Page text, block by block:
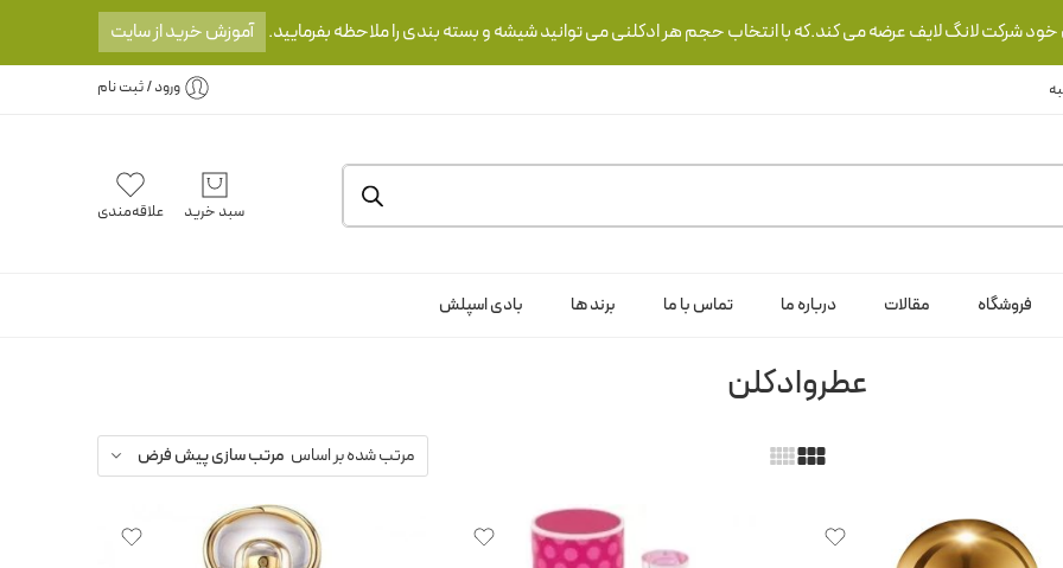
شرکت لانگ لایف عرضه می کند.که با انتخاب حجم هر ادکلنی می توانید شیشه و بسته بندی را ملاحظه بفرمایید. آموزش خرید از سایت
ورود / ثبت نام
سبد خرید علاقه‌مندی
فروشگاه مقالات درباره ما تماس با ما برند ها بادی اسپلش
عطروادکلن
مرتب شده بر اساس مرتب سازی پیش فرض